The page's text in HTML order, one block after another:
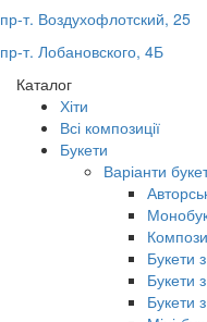
пр-т. Воздухофлотский, 25
пр-т. Лобановского, 4Б
Каталог
Хіти
Всі композиції
Букети
Варіанти
Букети
Букети
Букети